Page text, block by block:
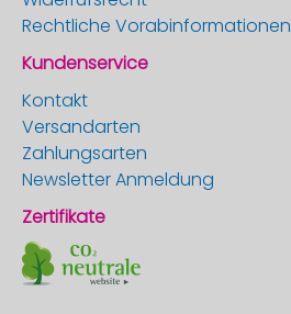
Rechtliche Vorabinformationen
Kundenservice
Kontakt
Versandarten
Zahlungsarten
Newsletter Anmeldung
Zertifikate